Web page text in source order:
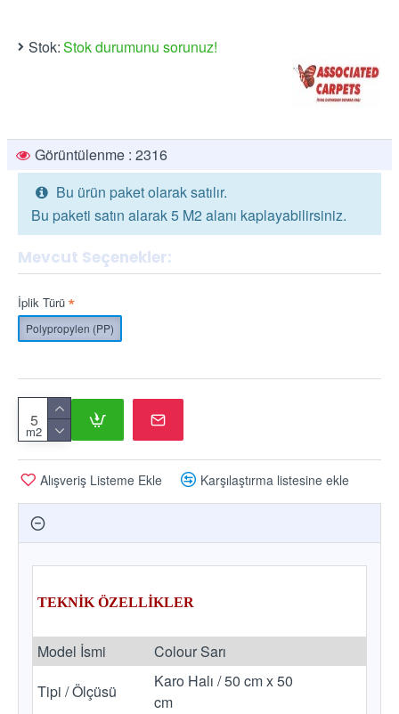
Stok:Stok durumunu sorunuz!
Görüntülenme : 2316
Mevcut Seçenekler:
İplik Türü
Polypropylen (PP)
m2
Alışveriş Listeme Ekle Karşılaştırma listesine ekle
Bu ürün paket olarak satılır.
Bu paketi satın alarak 5 M2 alanı kaplayabilirsiniz.
TEKNİK ÖZELLİKLER
Model İsmi
Colour Sarı
Tipi / Ölçüsü
Karo Halı / 50 cm x 50
cm